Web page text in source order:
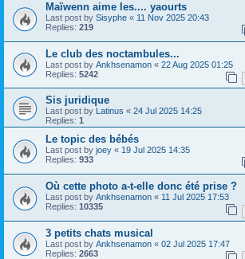
Maïwenn aime les.... yaourts
Last post by Sisyphe « 11 Nov 2025 20:43
Replies: 219
Le club des noctambules...
Last post by Ankhsenamon « 22 Aug 2025 01:25
Replies: 5242
Sis juridique
Last post by Latinus « 24 Jul 2025 14:25
Replies: 1
Le topic des bébés
Last post by joey « 19 Jul 2025 14:35
Replies: 933
Où cette photo a-t-elle donc été prise ?
Last post by Ankhsenamon « 11 Jul 2025 17:53
Replies: 10335
3 petits chats musical
Last post by Ankhsenamon « 02 Jul 2025 17:47
Replies: 2663